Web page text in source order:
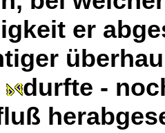
er
durfte -